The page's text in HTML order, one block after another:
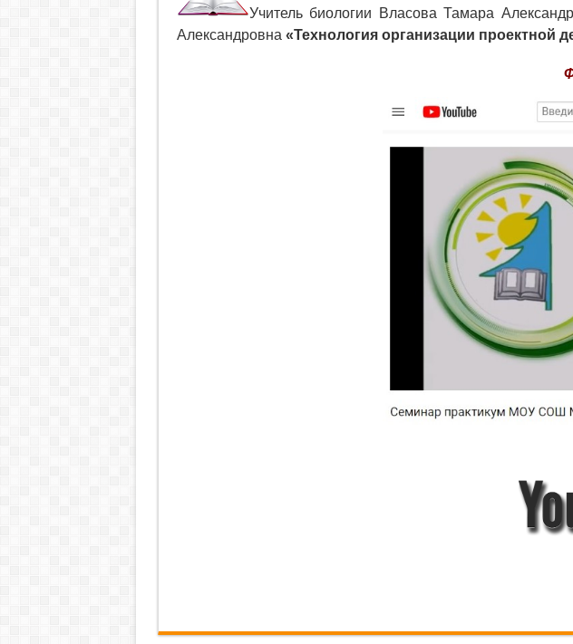
Учитель биологии Власова Тамара
Александровна «Технология организации проектной